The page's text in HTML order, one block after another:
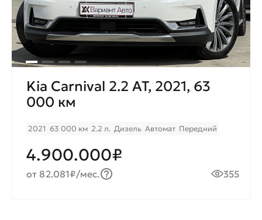
Kia Carnival 2.2 AT, 2021, 63
000 км
2021 63 000 км 2.2 л. Дизель Автомат Передний
4.900.000₽
от 82.081₽/мес. 355